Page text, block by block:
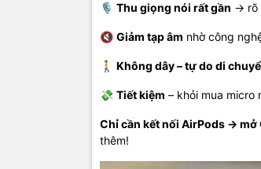
🎙 Thu giọng nói rất gần → rõ
🔇 Giảm tạp âm nhờ công
🚶 Không dây – tự do di
💸 Tiết kiệm – khỏi mua micro
Chỉ cần kết nối AirPods → mở
thêm!